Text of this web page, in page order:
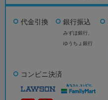
代金引換 銀行振込
みずほ銀行、
ゆうちょ銀行
コンビニ決済